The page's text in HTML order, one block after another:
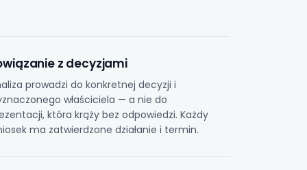
z decyzjami
prowadzi do konkretnej decyzji i
właściciela — a nie do
która krąży bez odpowiedzi. Każdy
ma zatwierdzone działanie i termin.